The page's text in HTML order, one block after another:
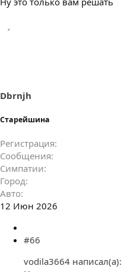
Dbrnjh
Старейшина
Регистрация
Сообщения
Симпатии
Город
Авто
12 Июн 2026
#66
vodila3664 написал(а):